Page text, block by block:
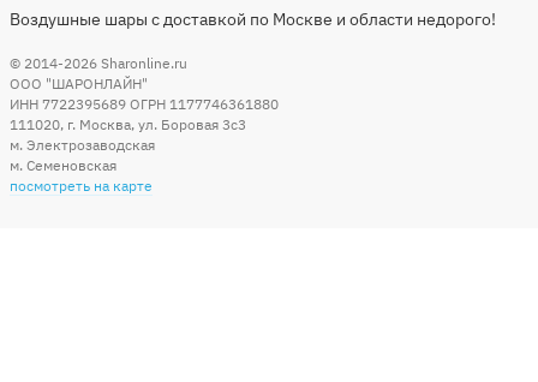
Воздушные шары с доставкой по Москве и области недорого!
© 2014-2026 Sharonline.ru
ООО "ШАРОНЛАЙН"
ИНН 7722395689 ОГРН 1177746361880
111020, г. Москва, ул. Боровая 3c3
м. Электрозаводская
м. Семеновская
посмотреть на карте